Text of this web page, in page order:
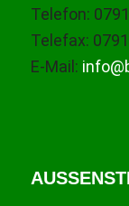
Telefon:
Telefax:
E-Mail: